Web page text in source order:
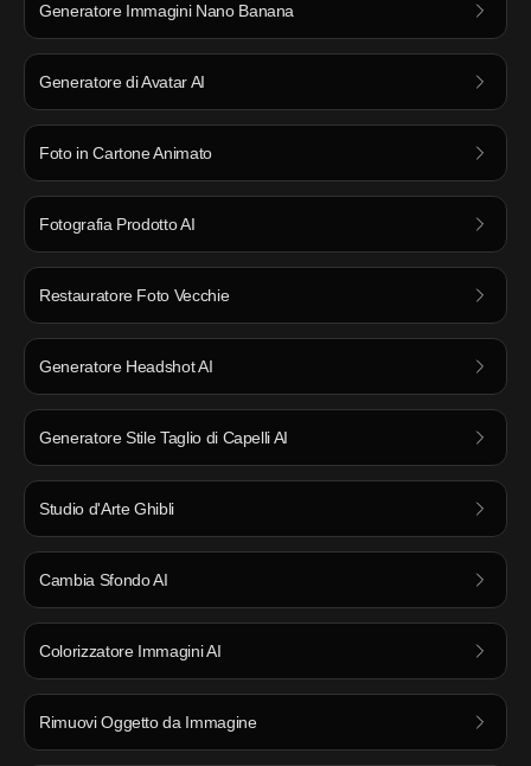
Generatore Immagini Nano Banana
Generatore di Avatar AI
Foto in Cartone Animato
Fotografia Prodotto AI
Restauratore Foto Vecchie
Generatore Headshot AI
Generatore Stile Taglio di Capelli AI
Studio d'Arte Ghibli
Cambia Sfondo AI
Colorizzatore Immagini AI
Rimuovi Oggetto da Immagine